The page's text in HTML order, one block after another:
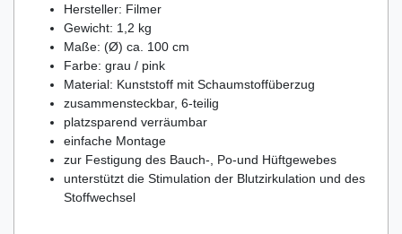
Hersteller: Filmer
Gewicht: 1,2 kg
Maße: (Ø) ca. 100 cm
Farbe: grau / pink
Material: Kunststoff mit Schaumstoffüberzug
zusammensteckbar, 6-teilig
platzsparend verräumbar
einfache Montage
zur Festigung des Bauch-, Po-und Hüftgewebes
unterstützt die Stimulation der Blutzirkulation und des
Stoffwechsel